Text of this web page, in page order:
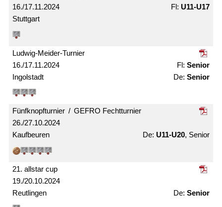
16./17.11.2024
Stuttgart
U11-U17
16./17.11.2024
Ludwig-Meider-Turnier
Ingolstadt
Senior
Senior
26./27.10.2024
Fünfknopf­turnier / GEFRO Fecht­turnier
Kaufbeuren U11-U20, Senior
19./20.10.2024
21. allstar cup
Reutlingen Senior